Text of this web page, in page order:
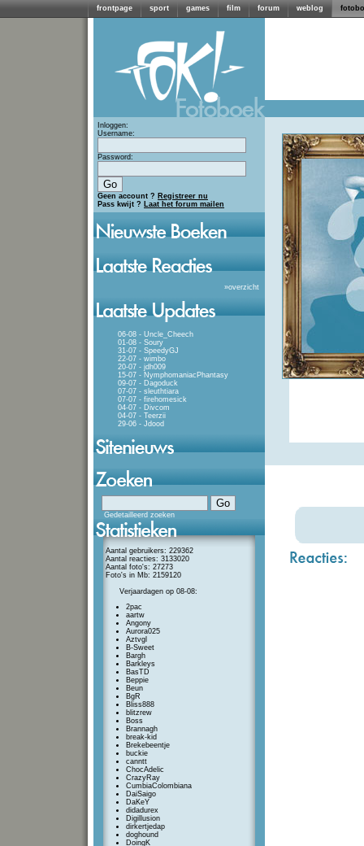
frontpage sport games film forum weblog
Inloggen:
Username:
Password:
Geen account ? Registreer nu
Pass kwijt ? Laat het forum mailen
»overzicht
06-08 - Uncle_Cheech
01-08 - Soury
31-07 - SpeedyGJ
22-07 - wimbo
20-07 - jdh009
15-07 - NymphomaniacPhantasy
09-07 - Dagoduck
07-07 - sleuthtiara
07-07 - firehomesick
04-07 - Divcom
04-07 - Teerzii
29-06 - Jdood
Gedetailleerd zoeken
Aantal gebruikers: 229362
Aantal reacties: 3133020
Aantal foto's: 27273
Foto's in Mb: 2159120
Verjaardagen op 08-08:
2pac
aartw
Angony
Aurora025
Aztvgl
B-Sweet
Bargh
Barkleys
BasTD
Beppie
Beun
BgR
Bliss888
blitzrew
Boss
Brannagh
break-kid
Brekebeentje
buckie
canntt
ChocAdelic
CrazyRay
CumbiaColombiana
DaiSaigo
DaKeY
didadurex
Digillusion
dirkertjedap
doghound
DoingK